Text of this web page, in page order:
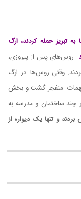
تبریز حمله کردند، ارگ
. روس‌های پس از پیروزی،
وقتی روس‌ها در ارگ
مهمات منفجر گشت و بخش
چند ساختمان و مدرسه به
بردند و تنها یک دیواره از